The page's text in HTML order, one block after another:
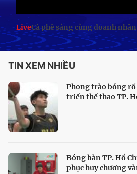
LiveCà phê sáng cùng doanh nhân
TIN XEM NHIỀU
Phong trào bóng
triển thể thao TP.
Bóng bàn TP. Hồ
phục huy chương